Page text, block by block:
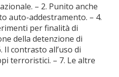
– 2. Punito anche
auto-addestramento. – 4.
per finalità di
della detenzione di
Il contrasto all’uso di
terroristici. – 7. Le altre